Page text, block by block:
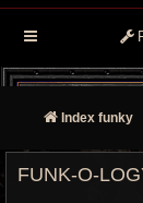
Index funky
FUNK-O-